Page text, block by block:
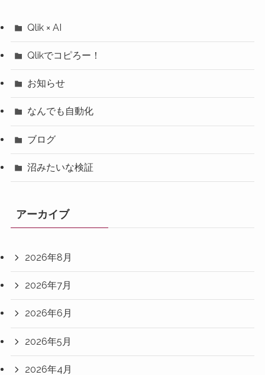
Qlik × AI
Qlikでコピろー！
お知らせ
なんでも自動化
ブログ
沼みたいな検証
アーカイブ
2026年8月
2026年7月
2026年6月
2026年5月
2026年4月